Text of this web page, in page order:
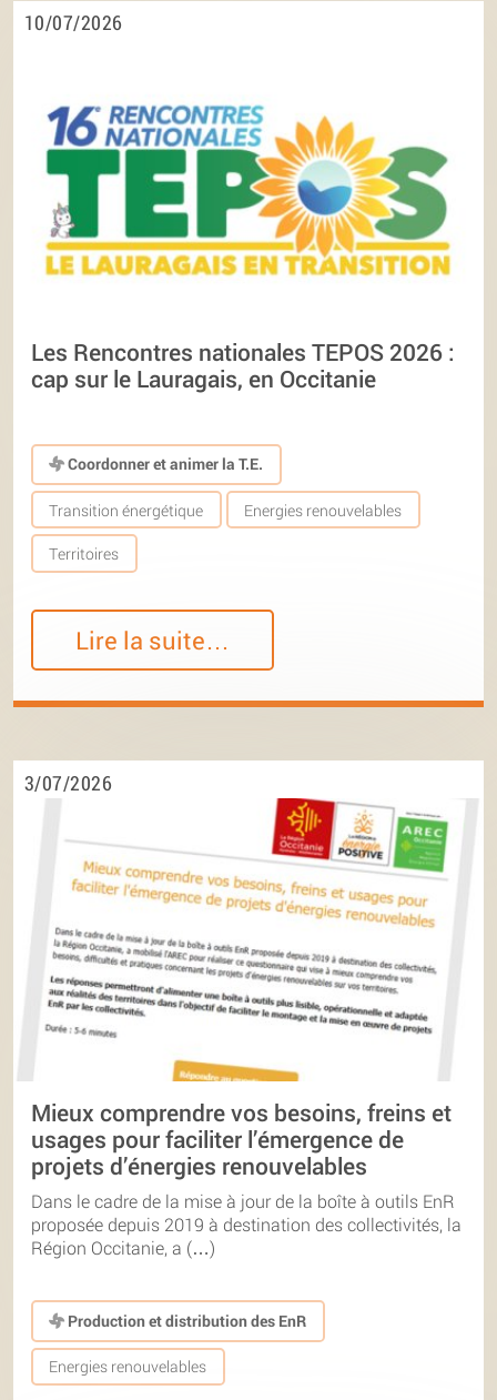
10/07/2026
Les Rencontres nationales TEPOS 2026 :
cap sur le Lauragais, en Occitanie
Coordonner et animer la T.E.
Transition énergétique Energies renouvelables
Territoires
Lire la suite…
3/07/2026
Mieux comprendre vos besoins, freins et
usages pour faciliter l’émergence de
projets d’énergies renouvelables
Dans le cadre de la mise à jour de la boîte à outils EnR
proposée depuis 2019 à destination des collectivités, la
Région Occitanie, a (…)
Production et distribution des EnR
Energies renouvelables